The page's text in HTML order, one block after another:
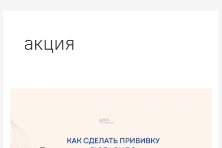
акция
бесплатно